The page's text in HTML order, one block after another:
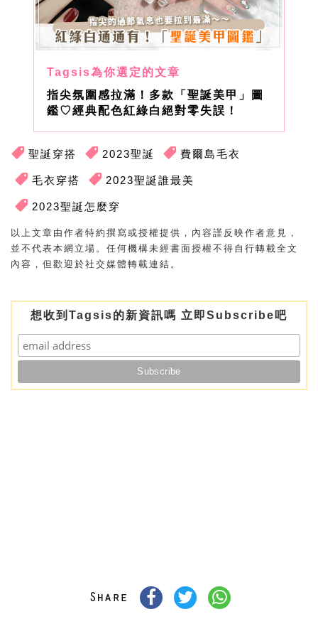
指尖氛圍感拉滿！多款「聖誕美甲」圖
鑑♡經典配色紅綠白絕對零失誤！
聖誕穿搭 2023聖誕 費爾島毛衣
毛衣穿搭 2023聖誕誰最美
2023聖誕怎麼穿
以上文章由作者特約撰寫或授權提供，內容謹反映作者意見，
並不代表本網立場。任何機構未經書面授權不得自行轉載全文
內容，但歡迎於社交媒體轉載連結。
想收到Tagsis的新資訊嗎 立即Subscribe吧